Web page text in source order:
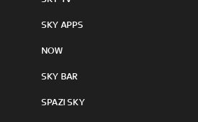
SKY APPS
NOW
SKY BAR
SPAZI SKY